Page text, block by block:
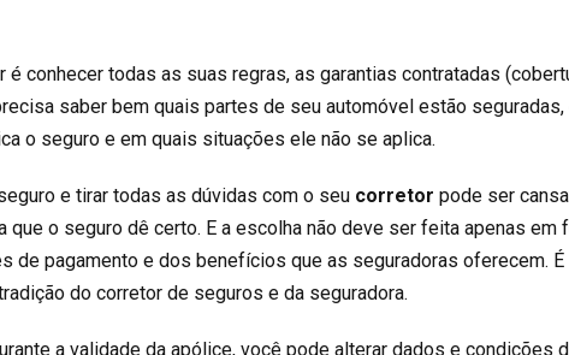
é conhecer todas as suas regras, as garantias contratadas
saber bem quais partes de seu automóvel estão seguradas,
o seguro e em quais situações ele não se aplica.
e tirar todas as dúvidas com o seu corretor pode ser
que o seguro dê certo. E a escolha não deve ser feita apenas em
de pagamento e dos benefícios que as seguradoras oferecem. É
do corretor de seguros e da seguradora.
a validade da apólice, você pode alterar dados e condições